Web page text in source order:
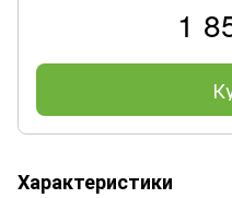
1
Характеристики